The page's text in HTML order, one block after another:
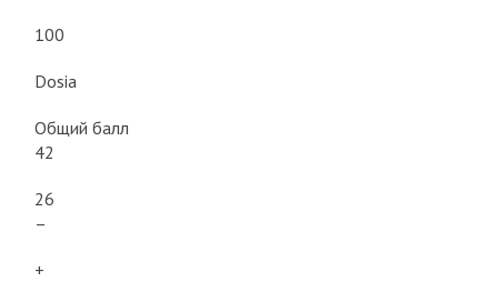
100
Dosia
Общий балл
42
26
–
+